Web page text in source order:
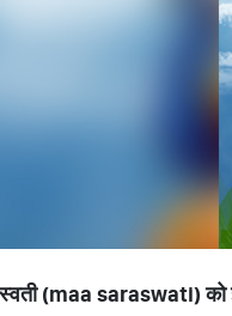
(maa saraswati) को